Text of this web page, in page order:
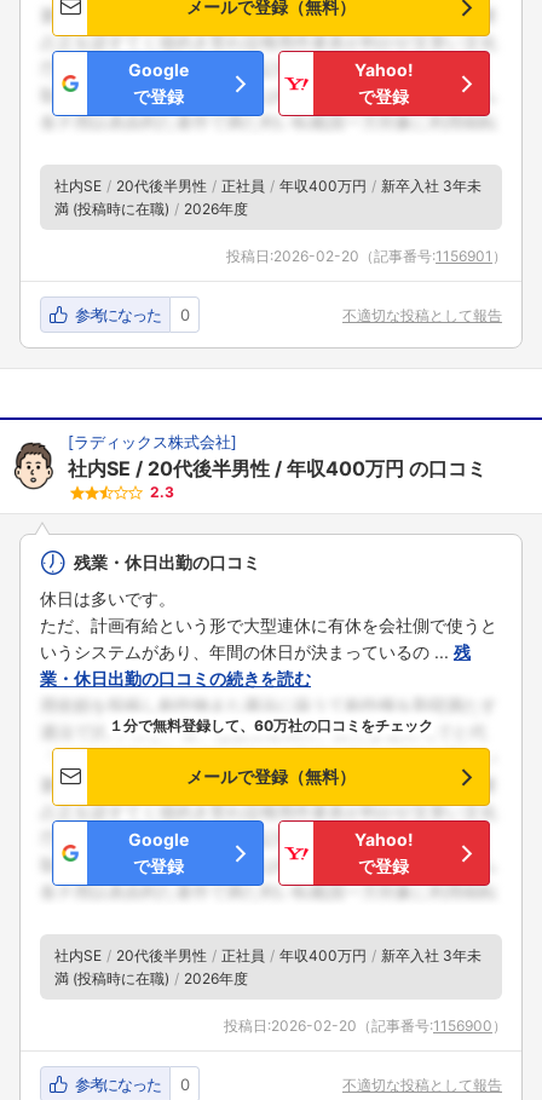
メールで登録（無料）
Google
で登録
Yahoo!
で登録
社内SE 20代後半男性 正社員 年収400万円
新卒入社 3年未
満 (投稿時に在職)
2026年度
投稿日:2026-02-20 （記事番号:1156901 ）
参考になった 0 不適切な投稿として報告
[ラディックス株式会社]
社内SE 20代後半男性 年収400万円 の口コミ
2.3
残業・休日出勤の口コミ
休日は多いです。
ただ、計画有給という形で大型連休に有休を会社側で使うと
いうシステムがあり、年間の休日が決まっているの ... 残
業・休日出勤の口コミの続きを読む
１分で無料登録して、60万社の口コミをチェック
メールで登録（無料）
Google
で登録
Yahoo!
で登録
社内SE 20代後半男性 正社員 年収400万円
新卒入社 3年未
満 (投稿時に在職)
2026年度
投稿日:2026-02-20 （記事番号:1156900 ）
参考になった 0 不適切な投稿として報告